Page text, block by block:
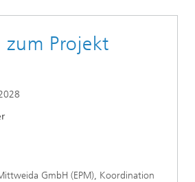
zum Projekt
GmbH (EPM), Koordination